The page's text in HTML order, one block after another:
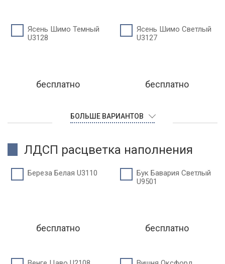
Ясень Шимо Темный
U3128
бесплатно
Ясень Шимо Светлый
U3127
бесплатно
БОЛЬШЕ ВАРИАНТОВ
ЛДСП расцветка наполнения
Береза Белая U3110
бесплатно
Бук Бавария Светлый
U9501
бесплатно